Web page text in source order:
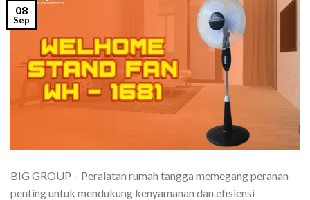
08
Sep
BIG GROUP – Peralatan rumah tangga memegang peranan
penting untuk mendukung kenyamanan dan efisiensi